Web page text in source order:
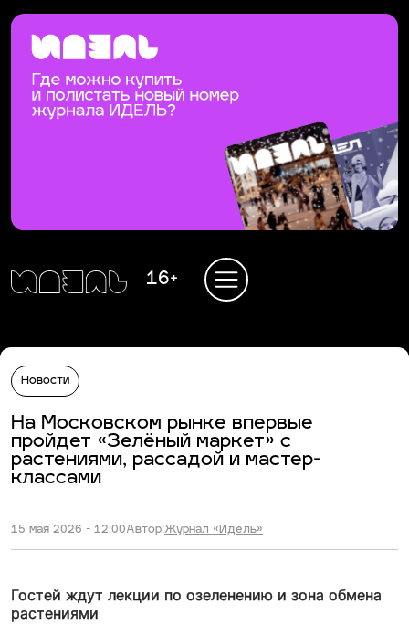
16+
Новости
На Московском рынке впервые
пройдет «Зелёный маркет» с
растениями, рассадой и мастер-
классами
15 мая 2026 - 12:00Автор:Журнал «Идель»
Гостей ждут лекции по озеленению и зона обмена
растениями